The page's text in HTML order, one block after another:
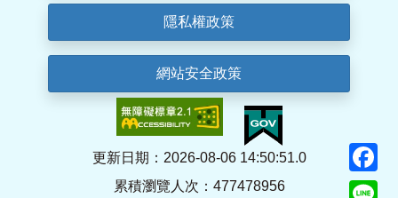
隱私權政策
網站安全政策
更新日期：2026-08-06 14:50:51.0
累積瀏覽人次：477478956